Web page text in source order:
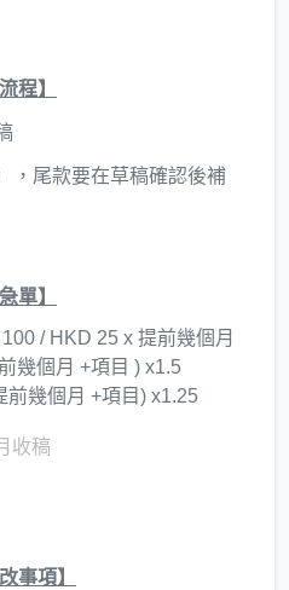
流程】
，尾款要在草稿確認後補
急單】
/ HKD 25 x 提前幾個月
幾個月 +項目 ) x1.5
前幾個月 +項目) x1.25
收稿
事項】